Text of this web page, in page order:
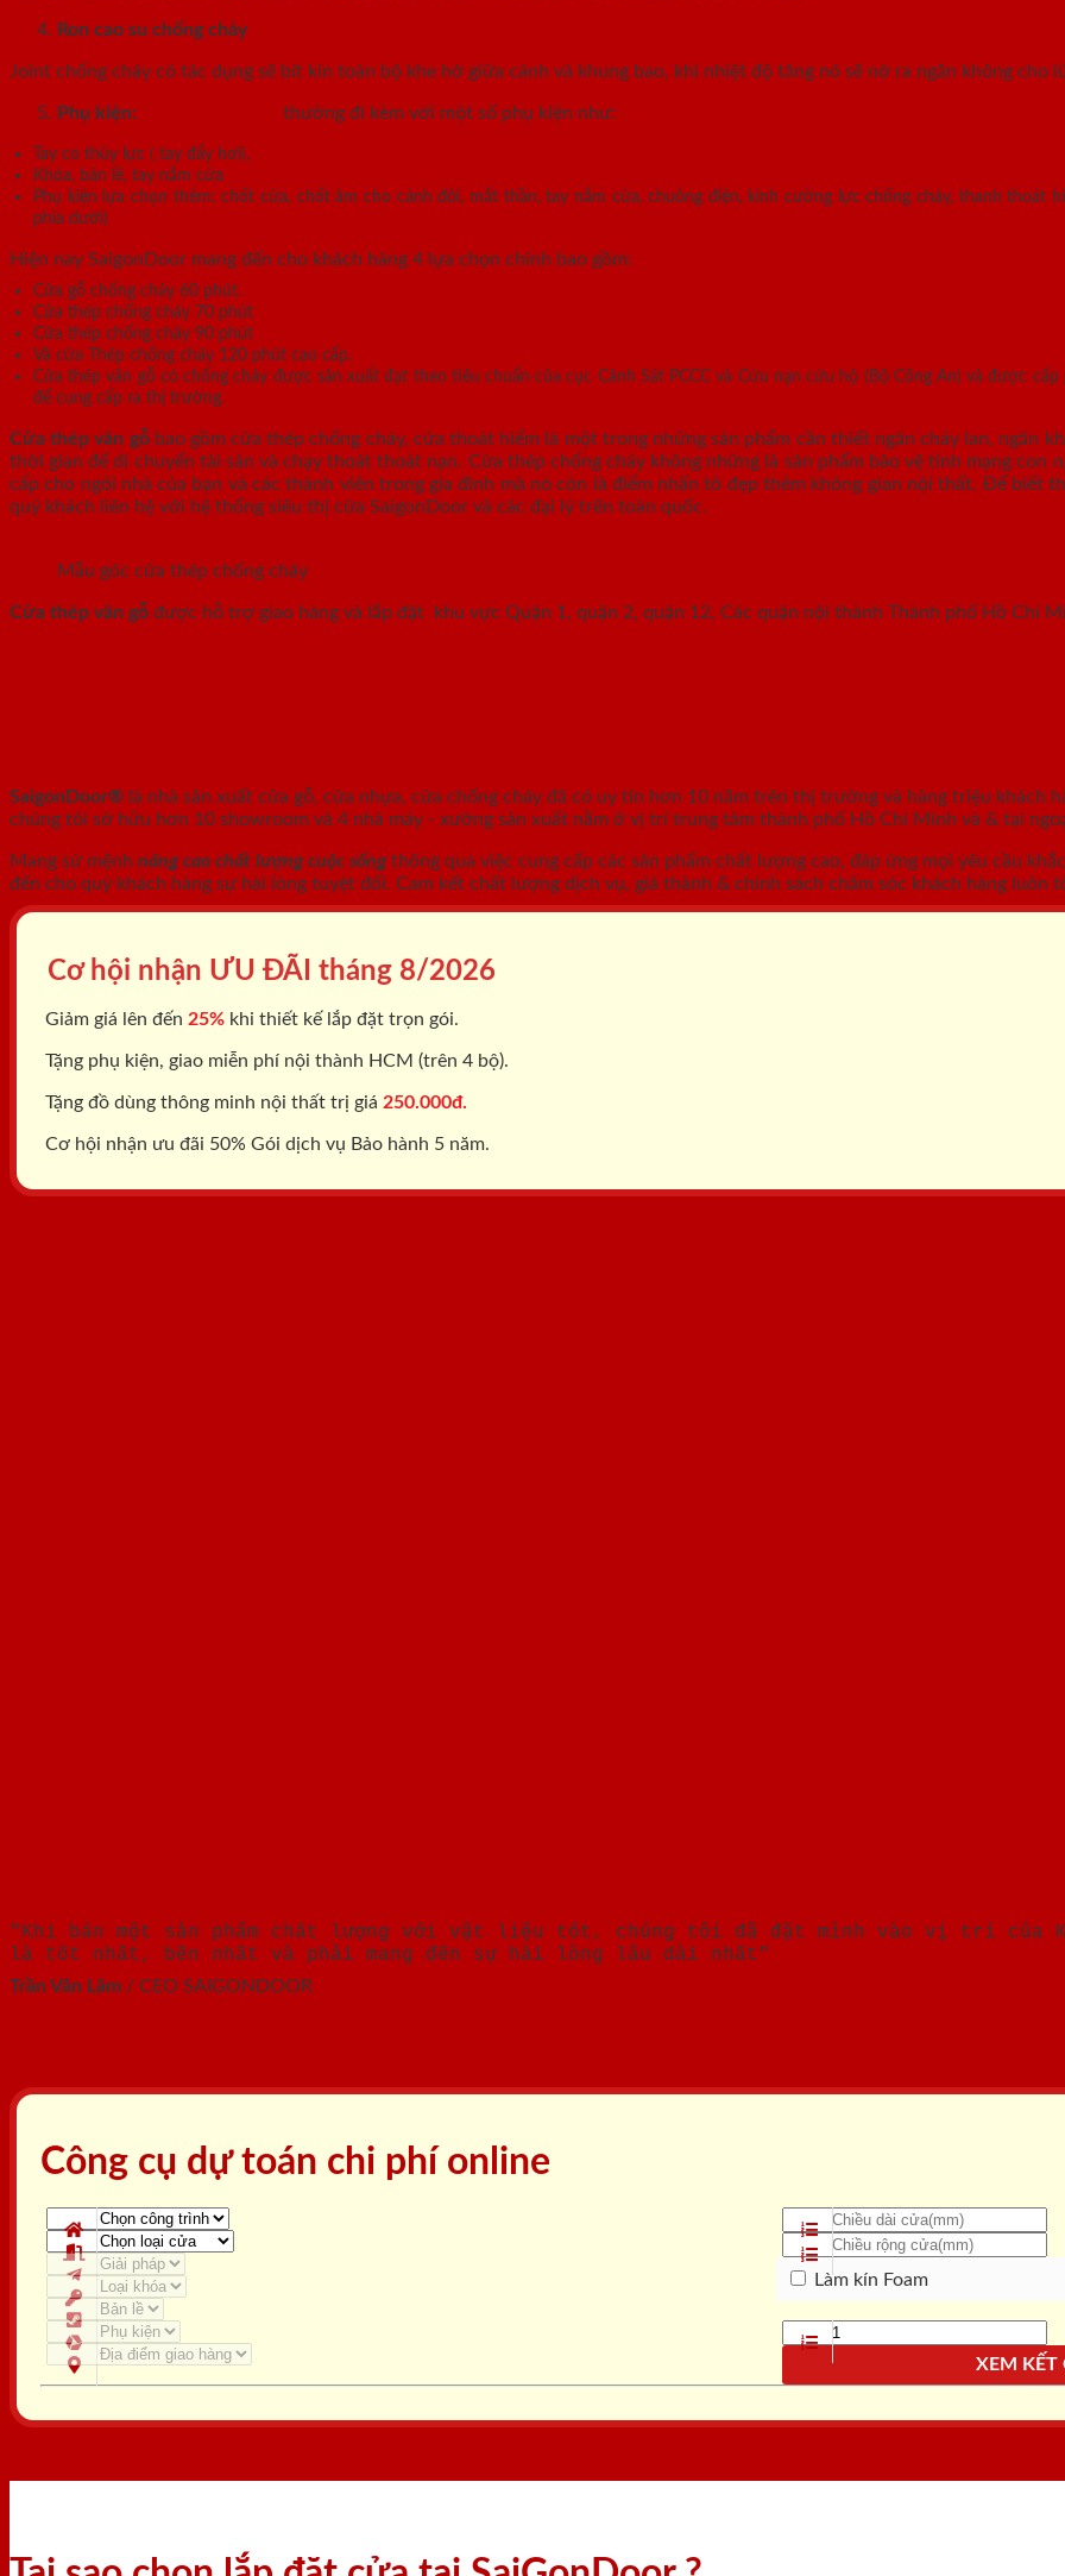
Ron cao su chống cháy
Joint chống cháy có tác dụng sẽ bít kín toàn bộ khe hở giữa cánh và khung bao, khi nhiệt độ tăng nó sẽ nở ra ngăn không cho
Phụ kiện: thường đi kèm với một số phụ kiện như:
Tay co thủy lực ( tay đẩy hơi),
Khóa, bản lề, tay nắm cửa
Phụ kiện lựa chọn thêm: chốt cửa, chốt âm cho cánh đôi, mắt thần, tay nắm cửa, chuông điện, kính cường lực chống cháy, thanh thoát
phía dưới)
Hiện nay SaigonDoor mang đến cho khách hàng 4 lựa chọn chính bao gồm:
Cửa gỗ chống cháy 60 phút.
Cửa thép chống cháy 70 phút
Cửa thép chống cháy 90 phút
Và cửa Thép chống cháy 120 phút cao cấp.
Cửa thép vân gỗ có chống cháy được sản xuất đạt theo tiêu chuẩn của cục Cảnh Sát PCCC và Cứu nạn cứu hộ (Bộ Công An) và được
để cung cấp ra thị trường.
Cửa thép vân gỗbao gồm cửa thép chống cháy, cửa thoát hiểm là một trong những sản phẩm cần thiết ngăn cháy lan, ngăn
thời gian để di chuyển tài sản và chạy thoát thoát nạn. Cửa thép chống cháy không những là sản phẩm bảo vệ tính mạng con
cấp cho ngôi nhà của bạn và các thành viên trong gia đình mà nó còn là điểm nhấn tô đẹp thêm không gian nội thất. Để biết
quý khách liên hệ với hệ thống siêu thị cửa SaigonDoor và các đại lý trên toàn quốc.
Mẫu góc cửa thép chống cháy
Cửa thép vân gỗ được hỗ trợ giao hàng và lắp đặt khu vực Quận 1, quận 2, quận 12, Các quận nội thành Thành phố Hồ Chí
SaigonDoor® là nhà sản xuất cửa gỗ, cửa nhựa, cửa chống cháy đã có uy tín hơn 10 năm trên thị trường và hàng triệu khách
chúng tôi sở hữu hơn 10 showroom và 4 nhà máy - xưởng sản xuất nằm ở vị trí trung tâm thành phố Hồ Chí Minh và & tại
Mang sứ mệnh nâng cao chất lượng cuộc sống thông qua việc cung cấp các sản phẩm chất lượng cao, đáp ứng mọi yêu cầu
đến cho quý khách hàng sự hài lòng tuyệt đối. Cam kết chất lượng dịch vụ, giá thành & chính sách chăm sóc khách hàng luôn
Cơ hội nhận ƯU ĐÃI tháng 8/2026
Giảm giá lên đến 25% khi thiết kế lắp đặt trọn gói.
Tặng phụ kiện, giao miễn phí nội thành HCM (trên 4 bộ).
Tặng đồ dùng thông minh nội thất trị giá 250.000đ.
Cơ hội nhận ưu đãi 50% Gói dịch vụ Bảo hành 5 năm.
"Khi bán một sản phẩm chất lượng với vật liệu tốt, chúng tôi đã đặt mình vào vị trí của
là tốt nhất, bền nhất và phải mang đến sự hài lòng lâu dài nhất"
Trần Văn Lãm / CEO SAIGONDOOR
Công cụ dự toán chi phí online
Làm kín Foam
XEM KẾT